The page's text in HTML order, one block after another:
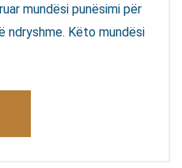
mundësi punësimi për
Këto mundësi